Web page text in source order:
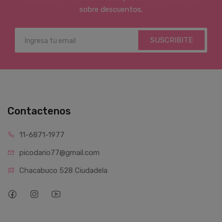
sobre descuentos.
SUSCRIBITE
Contactenos
11-6871-1977
picodario77@gmail.com
Chacabuco 528 Ciudadela